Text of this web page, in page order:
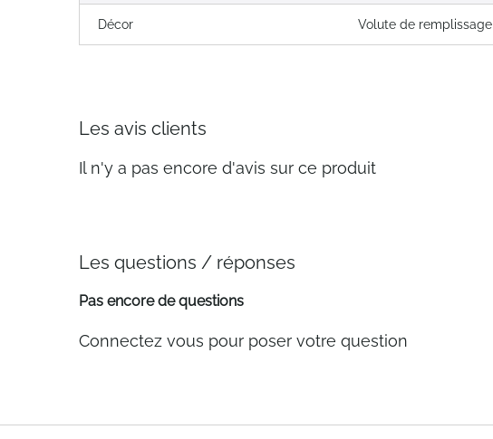
Décor Volute de remplissage
Les avis clients
Il n'y a pas encore d'avis sur ce produit
Les questions / réponses
Pas encore de questions
Connectez vous pour poser votre question